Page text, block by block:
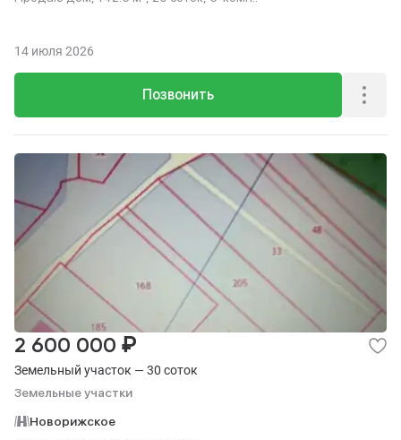
Позвонить
14 июля 2026
Земельный участок — 30 соток
Земельные участки
2 600 000 ₽
Новорижское